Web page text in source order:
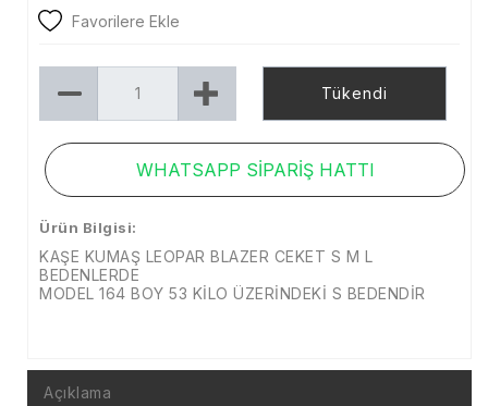
Kampanya
Favorilere Ekle
Tükendi
WHATSAPP SİPARİŞ HATTI
Ürün Bilgisi:
KAŞE KUMAŞ LEOPAR BLAZER CEKET S M L
BEDENLERDE
MODEL 164 BOY 53 KİLO ÜZERİNDEKİ S BEDENDİR
Açıklama